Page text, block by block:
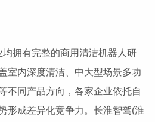
拥有完整的商用清洁机器人研
室内深度清洁、中大型场景多功
不同产品方向，各家企业依托自
形成差异化竞争力。长淮智驾(淮